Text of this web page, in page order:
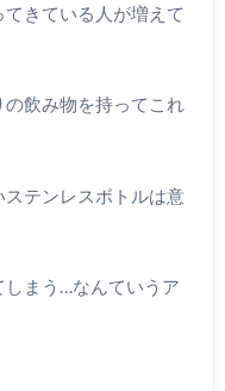
きている人が増えて
飲み物を持ってこれ
テンレスボトルは意
まう…なんていうア